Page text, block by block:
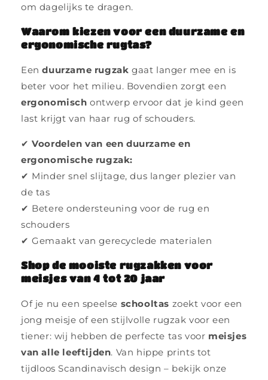
om dagelijks te dragen.
Waarom kiezen voor een duurzame en
ergonomische rugtas?
Eenduurzame rugzak gaat langer mee en is
beter voor het milieu. Bovendien zorgt een
ergonomisch ontwerp ervoor dat je kind geen
last krijgt van haar rug of schouders.
✔Voordelen van een duurzame en
ergonomische rugzak:
✔ Minder snel slijtage, dus langer plezier van
de tas
✔ Betere ondersteuning voor de rug en
schouders
✔ Gemaakt van gerecyclede materialen
Shop de mooiste rugzakken voor
meisjes van 4 tot 20 jaar
Of je nu een speelse schooltas zoekt voor een
jong meisje of een stijlvolle rugzak voor een
tiener: wij hebben de perfecte tas voor meisjes
van alle leeftijden. Van hippe prints tot
tijdloos Scandinavisch design – bekijk onze